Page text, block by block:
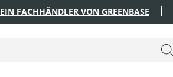
EIN FACHHÄNDLER VON GREENBASE